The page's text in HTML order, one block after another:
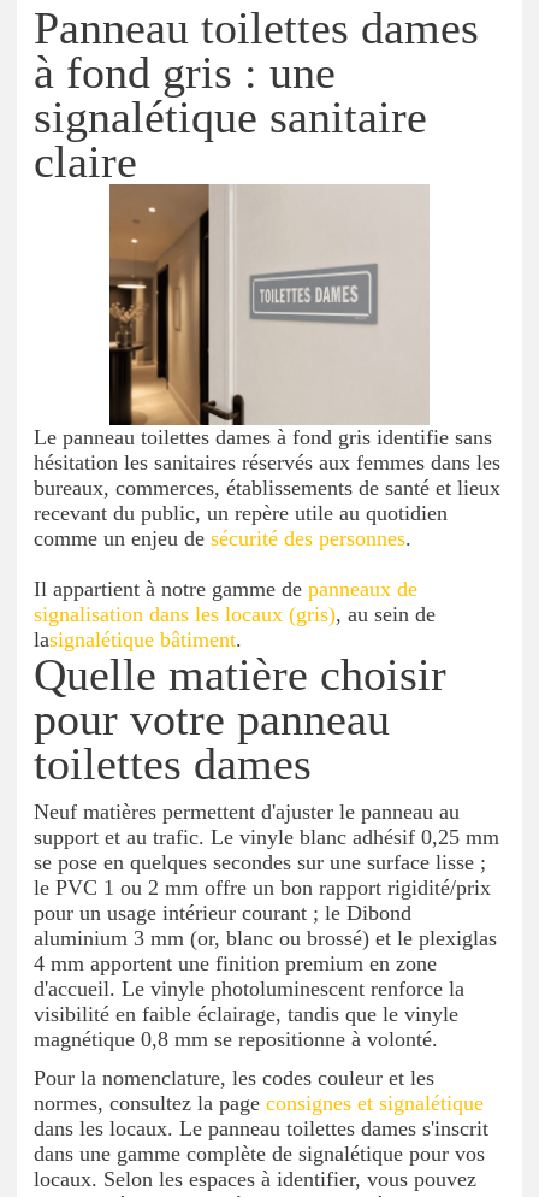
Panneau toilettes dames
à fond gris : une
signalétique sanitaire
claire
Le panneau toilettes dames à fond gris identifie sans
hésitation les sanitaires réservés aux femmes dans les
bureaux, commerces, établissements de santé et lieux
recevant du public, un repère utile au quotidien
comme un enjeu de sécurité des personnes.
Il appartient à notre gamme de panneaux de
signalisation dans les locaux (gris), au sein de
lasignalétique bâtiment.
Quelle matière choisir
pour votre panneau
toilettes dames
Neuf matières permettent d'ajuster le panneau au
support et au trafic. Le vinyle blanc adhésif 0,25 mm
se pose en quelques secondes sur une surface lisse ;
le PVC 1 ou 2 mm offre un bon rapport rigidité/prix
pour un usage intérieur courant ; le Dibond
aluminium 3 mm (or, blanc ou brossé) et le plexiglas
4 mm apportent une finition premium en zone
d'accueil. Le vinyle photoluminescent renforce la
visibilité en faible éclairage, tandis que le vinyle
magnétique 0,8 mm se repositionne à volonté.
Pour la nomenclature, les codes couleur et les
normes, consultez la page consignes et signalétique
dans les locaux. Le panneau toilettes dames s'inscrit
dans une gamme complète de signalétique pour vos
locaux. Selon les espaces à identifier, vous pouvez